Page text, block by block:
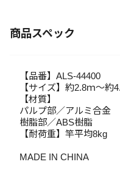
商品スペック
【品番】ALS-44400
【サイズ】約2.8ｍ～約
【材質】
パルプ部／アルミ合金
樹脂部／ABS樹脂
【耐荷重】竿平均8kg
MADE IN CHINA